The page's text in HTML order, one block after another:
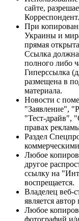
сайте,
При
Украины и
прямая
Ссылка должна
полного либо
Гиперссылка
размещена в
материала.
Новости с
"Заявление",
"Тест-драйв",
правах
Раздел
Любое
другое
ссылку на
воспрещается.
Владелец веб-
является
Любое
фотографий и/